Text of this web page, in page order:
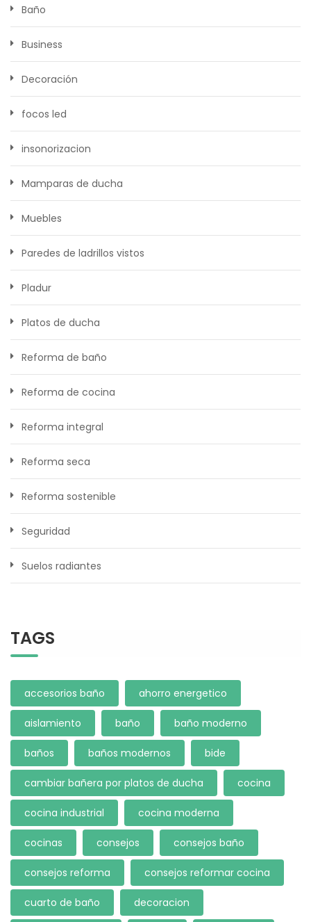
Baño
Business
Decoración
focos led
insonorizacion
Mamparas de ducha
Muebles
Paredes de ladrillos vistos
Pladur
Platos de ducha
Reforma de baño
Reforma de cocina
Reforma integral
Reforma seca
Reforma sostenible
Seguridad
Suelos radiantes
TAGS
accesorios baño ahorro energetico
aislamiento baño baño moderno
baños baños modernos bide
cambiar bañera por platos de ducha cocina
cocina industrial cocina moderna
cocinas consejos consejos baño
consejos reforma consejos reformar cocina
cuarto de baño decoracion